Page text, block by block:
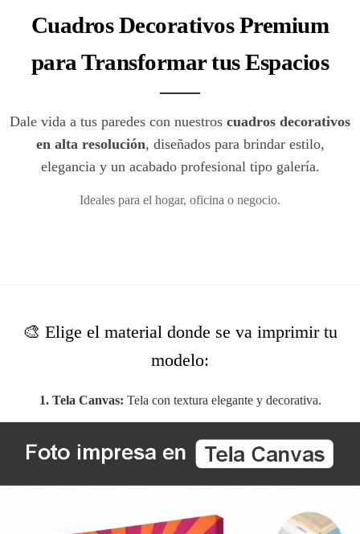
Cuadros Decorativos Premium
para Transformar tus Espacios
Dale vida a tus paredes con nuestros cuadros decorativos
en alta resolución, diseñados para brindar estilo,
elegancia y un acabado profesional tipo galería.
Ideales para el hogar, oficina o negocio.
🎨 Elige el material donde se va imprimir tu
modelo:
1. Tela Canvas: Tela con textura elegante y decorativa.